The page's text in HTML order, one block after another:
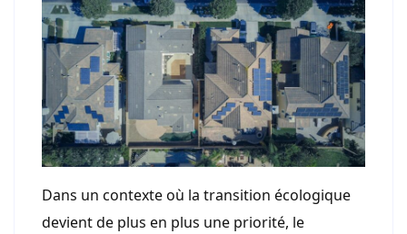
Dans un contexte où la transition écologique
devient de plus en plus une priorité, le